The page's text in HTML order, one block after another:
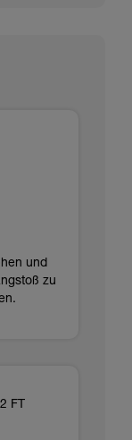
und
zu
FT